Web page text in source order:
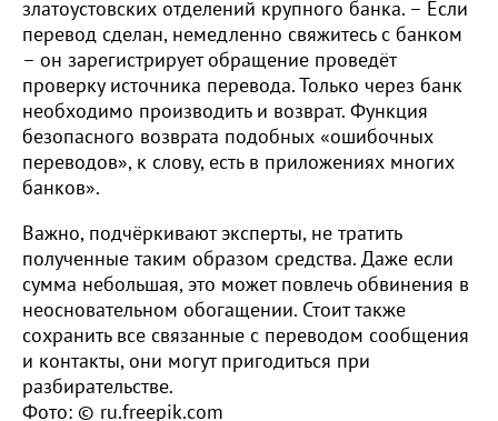
златоустовских отделений крупного банка. – Если
перевод сделан, немедленно свяжитесь с банком
– он зарегистрирует обращение проведёт
проверку источника перевода. Только через банк
необходимо производить и возврат. Функция
безопасного возврата подобных «ошибочных
переводов», к слову, есть в приложениях многих
банков».
Важно, подчёркивают эксперты, не тратить
полученные таким образом средства. Даже если
сумма небольшая, это может повлечь обвинения в
неосновательном обогащении. Стоит также
сохранить все связанные с переводом сообщения
и контакты, они могут пригодиться при
разбирательстве.
Фото: © ru.freepik.com